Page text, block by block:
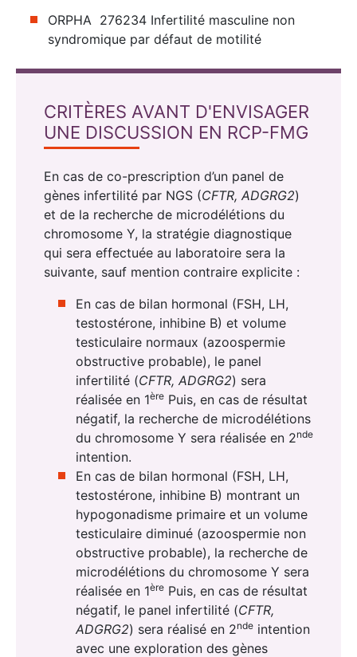
ORPHA 276234 Infertilité masculine non
syndromique par défaut de motilité
CRITÈRES AVANT D'ENVISAGER
UNE DISCUSSION EN RCP-FMG
En cas de co-prescription d’un panel de
gènes infertilité par NGS (CFTR, ADGRG2)
et de la recherche de microdélétions du
chromosome Y, la stratégie diagnostique
qui sera effectuée au laboratoire sera la
suivante, sauf mention contraire explicite :
En cas de bilan hormonal (FSH, LH,
testostérone, inhibine B) et volume
testiculaire normaux (azoospermie
obstructive probable), le panel
infertilité (CFTR, ADGRG2) sera
réalisée en 1ère Puis, en cas de résultat
négatif, la recherche de microdélétions
du chromosome Y sera réalisée en 2nde
intention.
En cas de bilan hormonal (FSH, LH,
testostérone, inhibine B) montrant un
hypogonadisme primaire et un volume
testiculaire diminué (azoospermie non
obstructive probable), la recherche de
microdélétions du chromosome Y sera
réalisée en 1ère Puis, en cas de résultat
négatif, le panel infertilité (CFTR,
ADGRG2) sera réalisé en 2nde intention
avec une exploration des gènes